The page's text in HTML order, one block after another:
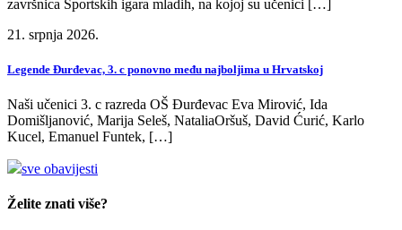
završnica Sportskih igara mladih, na kojoj su učenici […]
21. srpnja 2026.
Legende Đurđevac, 3. c ponovno među najboljima u Hrvatskoj
Naši učenici 3. c razreda OŠ Đurđevac Eva Mirović, Ida
Domišljanović, Marija Seleš, NataliaOršuš, David Ćurić, Karlo
Kucel, Emanuel Funtek, […]
sve obavijesti
Želite znati više?